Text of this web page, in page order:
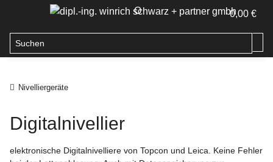
O 0,00 €
Nivelliergeräte
Digitalnivellier
elektronische Digitalnivelliere von Topcon und Leica. Keine Fehler